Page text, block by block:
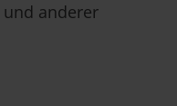
und anderer